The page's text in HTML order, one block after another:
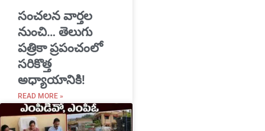
సంచలన వార్తల
నుంచి… తెలుగు
పత్రికా ప్రపంచంలో
సరికొత్త
అధ్యాయానికి!
READ MORE »